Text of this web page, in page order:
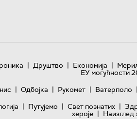
| Друштво | Економија |
ЕУ могућности
| Одбојка | Рукомет | Ватерполо |
| Путујемо | Свет познатих |
хероје | Наизглед